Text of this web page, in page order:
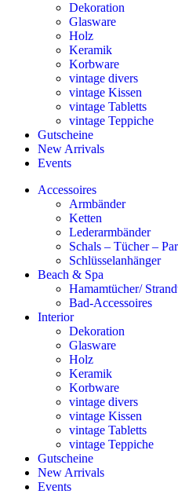
Dekoration
Glasware
Holz
Keramik
Korbware
vintage divers
vintage Kissen
vintage Tabletts
vintage Teppiche
Gutscheine
New Arrivals
Events
Accessoires
Armbänder
Ketten
Lederarmbänder
Schals – Tücher –
Schlüsselanhänger
Beach & Spa
Hamamtücher/
Bad-Accessoires
Interior
Dekoration
Glasware
Holz
Keramik
Korbware
vintage divers
vintage Kissen
vintage Tabletts
vintage Teppiche
Gutscheine
New Arrivals
Events